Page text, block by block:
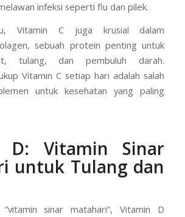
infeksi seperti flu dan pilek.
Vitamin C juga krusial dalam
sebuah protein penting untuk
tulang, dan pembuluh darah.
Vitamin C setiap hari adalah salah
untuk kesehatan yang paling
D: Vitamin Sinar
untuk Tulang dan
sinar matahari”, Vitamin D